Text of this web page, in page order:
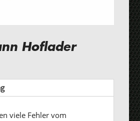
Hoflader
viele Fehler vom